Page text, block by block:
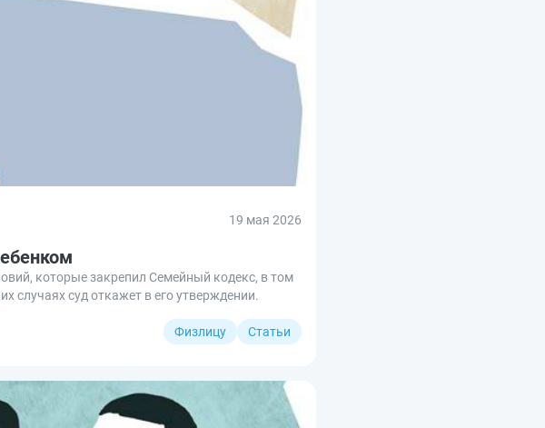
19 мая 2026
которые закрепил Семейный кодекс, в том
случаях суд откажет в его утверждении.
Физлицу Статьи